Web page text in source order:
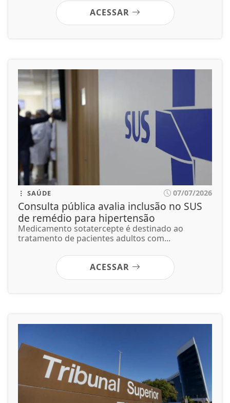
ACESSAR
SAÚDE 07/07/2026
Consulta pública avalia inclusão no SUS
de remédio para hipertensão
Medicamento sotatercepte é destinado ao
tratamento de pacientes adultos com...
ACESSAR